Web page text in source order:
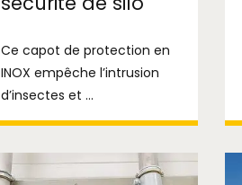
Ce capot de protection en
INOX empêche l’intrusion
d’insectes et ...